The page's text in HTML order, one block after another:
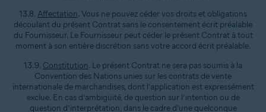
13.8. Affectation. Vous ne pouvez céder vos droits et obligations
découlant du présent Contrat sans le consentement écrit préalable
du Fournisseur. Le Fournisseur peut céder le présent Contrat à tout
moment à son entière discrétion sans votre accord écrit préalable.
13.9. Constitution. Le présent Contrat ne sera pas soumis à la
Convention des Nations unies sur les contrats de vente
internationale de marchandises, dont l’application est expressément
exclue. En cas d’ambigüité, de question sur l’intention ou de
question d’interprétation, dans le cadre d’une quelconque